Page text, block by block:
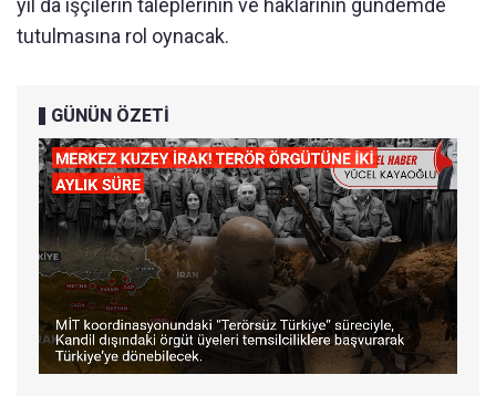
yıl da işçilerin taleplerinin ve haklarının gündemde
tutulmasına rol oynacak.
GÜNÜN ÖZETİ